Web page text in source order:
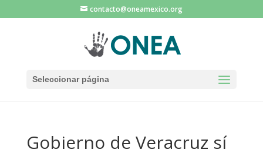
contacto@oneamexico.org
Seleccionar página
Gobierno de Veracruz sí